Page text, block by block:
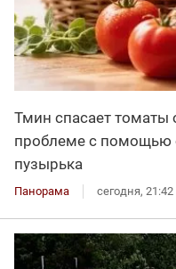
Тмин спасает томаты
проблеме с помощью
пузырька
Панорама сегодня, 21:42